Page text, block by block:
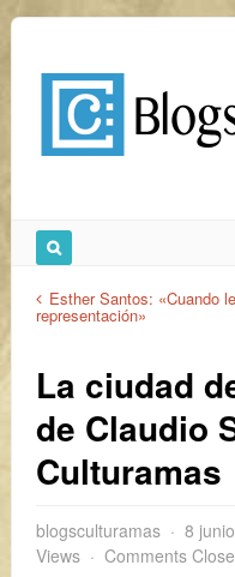
Esther Santos: «Cuando
representación»
La ciudad
de Claudio
Culturamas
blogsculturamas 8
Views
Comments